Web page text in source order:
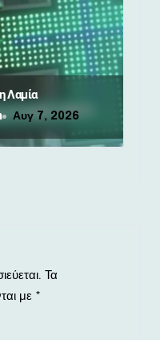
Λαμία
Αυγ 7, 2026
Τα
με *